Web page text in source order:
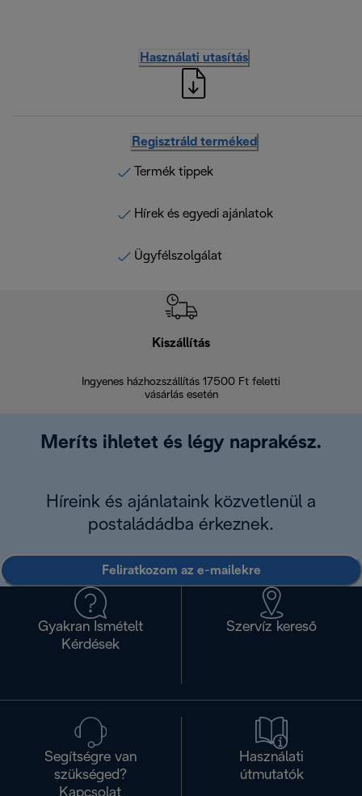
Használati utasítás
Regisztráld terméked
Termék tippek
Hírek és egyedi ajánlatok
Ügyfélszolgálat
Kiszállítás
Ingyenes házhozszállítás 17500 Ft feletti
vásárlás esetén
Meríts ihletet és légy naprakész.
Híreink és ajánlataink közvetlenül a
postaládádba érkeznek.
Feliratkozom az e-mailekre
Gyakran Ismételt
Kérdések
Szervíz kereső
Segítségre van
szükséged?
Kapcsolat
Használati
útmutatók